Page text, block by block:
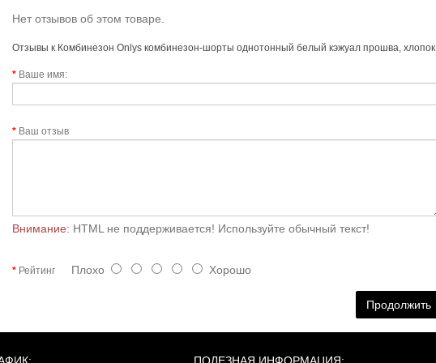
Нет отзывов об этом товаре.
Отзывы к Комбинезон Onlys комбинезон-шорты однотонный белый кэжуал прошва, хлопок
Ваше имя:
Ваш отзыв
Внимание: HTML не поддерживается! Используйте обычный текст!
Рейтинг Плохо Хорошо
Продолжить